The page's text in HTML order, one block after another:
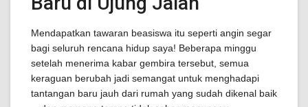
Mendapatkan tawaran beasiswa itu seperti angin segar
bagi seluruh rencana hidup saya! Beberapa minggu
setelah menerima kabar gembira tersebut, semua
keraguan berubah jadi semangat untuk menghadapi
tantangan baru jauh dari rumah yang sudah dikenal baik